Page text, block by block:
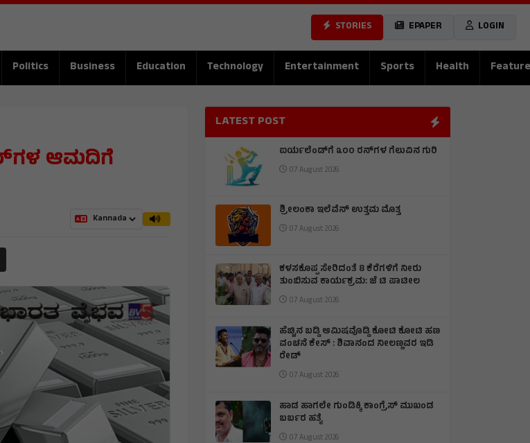
STORIES EPAPER LOGIN
Politics Business Education Technology Entertainment Sports Health Feature
ಆಮದಿಗೆ
LATEST POST
ಐರ್ಯಲೆಂಡ್‌ಗೆ ೩೦೦ ರನ್‌ಗಳ ಗೆಲುವಿನ ಗುರಿ
07 August 2026
ಶ್ರೀಲಂಕಾ ಇಲೆವೆನ್ ಉತ್ತಮ ಮೊತ್ತ
07 August 2026
ಕಳಸಕೊಪ್ಪ ಸೇರಿದಂತೆ 8 ಕೆರೆಗಳಿಗೆ ನೀರು
ತುಂಬಿಸುವ ಕಾರ್ಯಕ್ರಮ: ಜೆ ಟಿ ಪಾಟೀಲ
07 August 2026
ಹೆಚ್ಚಿನ ಬಡ್ಡಿ ಆಮಿಷವೊಡ್ಡಿ ಕೋಟಿ ಕೋಟಿ ಹಣ
ವಂಚನೆ ಕೇಸ್ : ಶಿವಾನಂದ ನೀಲಣ್ಣವರ ಇಡಿ
ರೇಡ್
07 August 2026
ಹಾಡ ಹಾಗಲೇ ಗುಂಡಿಕ್ಕಿ ಕಾಂಗ್ರೆಸ್ ಮುಖಂಡ
ಬರ್ಬರ ಹತ್ಯೆ
07 August 2026